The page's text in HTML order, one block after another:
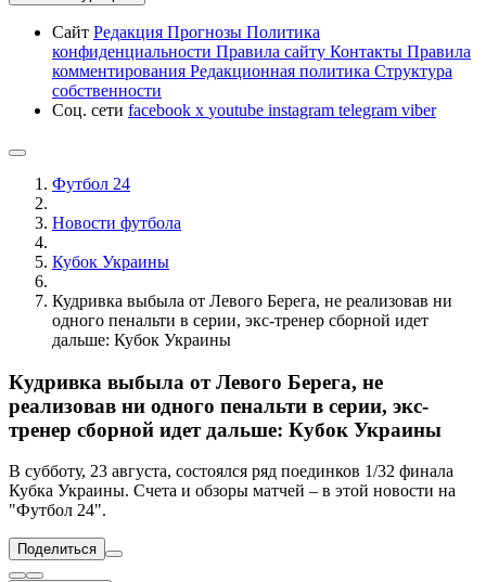
Сайт Редакция Прогнозы Политика
конфиденциальности Правила сайту Контакты Правила
комментирования Редакционная политика Структура
собственности
Соц. сети facebook x youtube instagram telegram viber
Футбол 24
Новости футбола
Кубок Украины
Кудривка выбыла от Левого Берега, не реализовав ни
одного пенальти в серии, экс-тренер сборной идет
дальше: Кубок Украины
Кудривка выбыла от Левого Берега, не
реализовав ни одного пенальти в серии, экс-
тренер сборной идет дальше: Кубок Украины
В субботу, 23 августа, состоялся ряд поединков 1/32 финала
Кубка Украины. Счета и обзоры матчей – в этой новости на
"Футбол 24".
Поделиться